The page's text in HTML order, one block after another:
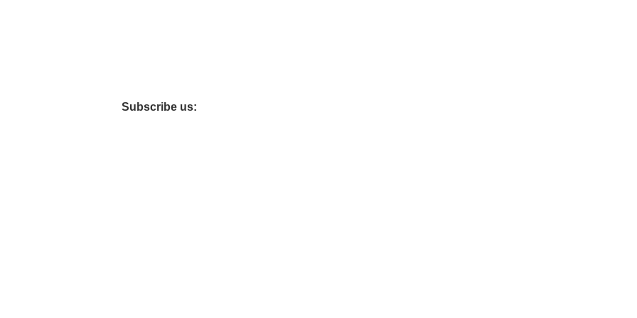
Subscribe us: